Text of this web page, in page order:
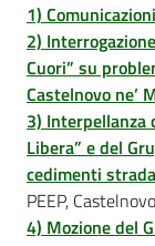
1)
2)
Cuori” su
Castelnovo ne’
3) Interpellanza
Libera” e del
cedimenti
PEEP,
4) Mozione del